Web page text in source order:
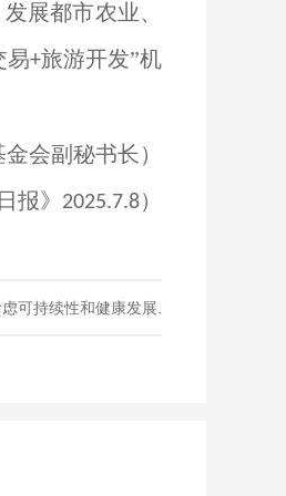
展都市农业、
易+旅游开发”机
会副秘书长）
报》 2025.7.8）
可持续性和健康发展.